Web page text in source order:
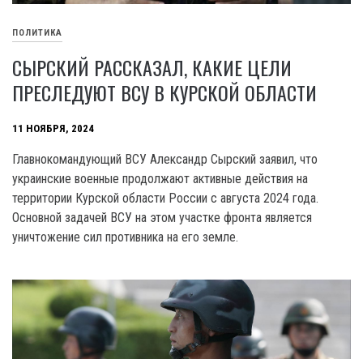
ПОЛИТИКА
СЫРСКИЙ РАССКАЗАЛ, КАКИЕ ЦЕЛИ
ПРЕСЛЕДУЮТ ВСУ В КУРСКОЙ ОБЛАСТИ
11 НОЯБРЯ, 2024
Главнокомандующий ВСУ Александр Сырский заявил, что
украинские военные продолжают активные действия на
территории Курской области России с августа 2024 года.
Основной задачей ВСУ на этом участке фронта является
уничтожение сил противника на его земле.